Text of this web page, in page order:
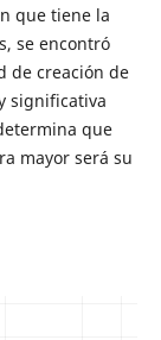
que tiene la
se encontró
de creación de
significativa
que
mayor será su